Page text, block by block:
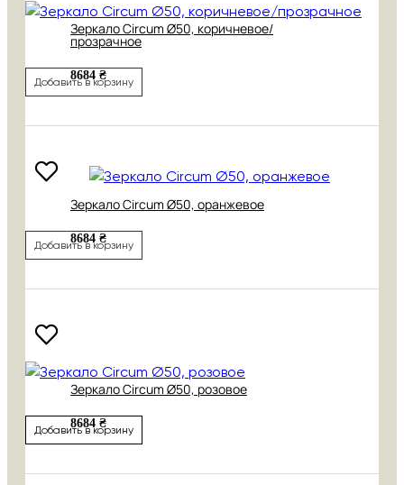
Зеркало Circum Ø50, коричневое/
прозрачное
8684 ₴
Добавить в корзину
Зеркало Circum Ø50, оранжевое
8684 ₴
Добавить в корзину
Зеркало Circum Ø50, розовое
8684 ₴
Добавить в корзину